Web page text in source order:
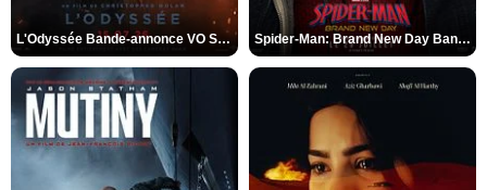
L'Odyssée Bande-annonce VO STFR Spider-Man: Brand New Day Bande-annonce VO STFR